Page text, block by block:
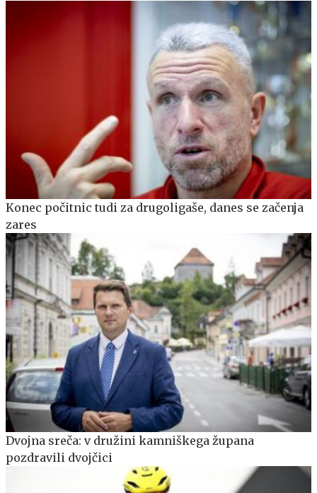
Konec počitnic tudi za drugoligaše, danes se začenja
zares
Dvojna sreča: v družini kamniškega župana
pozdravili dvojčici